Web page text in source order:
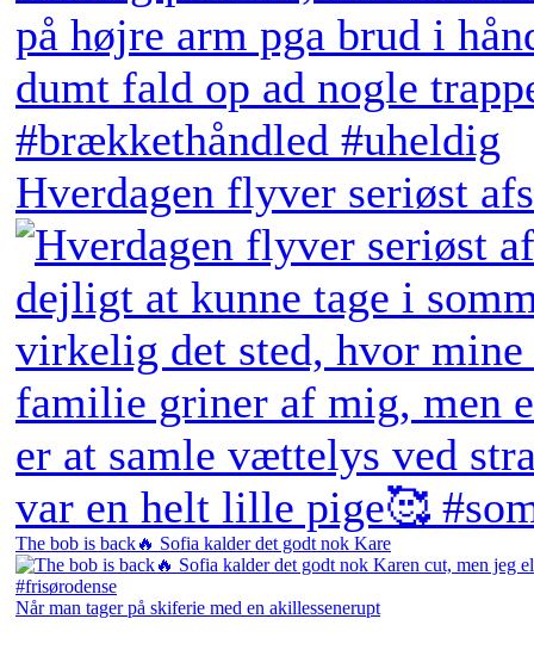
Hverdagen flyver seriøst
The bob is back🔥 Sofia kalder det godt nok Kare
Når man tager på skiferie med en akillessenerupt